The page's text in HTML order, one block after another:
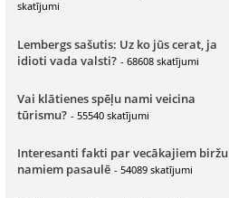
skatījumi
Lembergs sašutis: Uz ko jūs cerat, ja
idioti vada valsti? - 68608 skatījumi
Vai klātienes spēļu nami veicina
tūrismu? - 55540 skatījumi
Interesanti fakti par vecākajiem biržu
namiem pasaulē - 54089 skatījumi